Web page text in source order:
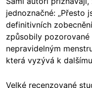
jednoznačné: „Přesto
definitivních
způsobily
nepravidelným
která vyzývá k
Velké recenzované